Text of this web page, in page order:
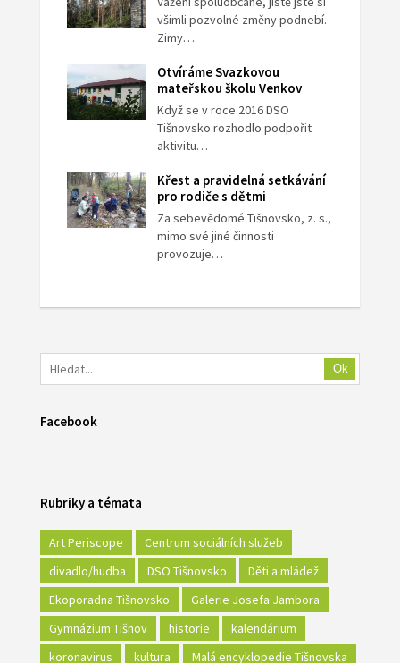
všimli pozvolné změny podnebí.
Zimy…
Otvíráme Svazkovou
mateřskou školu Venkov
Když se v roce 2016 DSO
Tišnovsko rozhodlo podpořit
aktivitu…
Křest a pravidelná setkávání
pro rodiče s dětmi
Za sebevědomé Tišnovsko, z. s.,
mimo své jiné činnosti
provozuje…
Ok
Facebook
Rubriky a témata
Art Periscope
Centrum sociálních služeb
divadlo/hudba
DSO Tišnovsko
Děti a mládež
Ekoporadna Tišnovsko
Galerie Josefa Jambora
Gymnázium Tišnov
historie
kalendárium
koronavirus
kultura
Malá encyklopedie Tišnovska